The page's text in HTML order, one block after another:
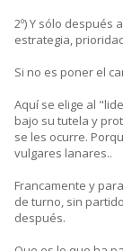
2º) Y sólo
estrategia,
Si no es poner el
Aquí se elige al
bajo su tutela y
se les ocurre.
vulgares lanares..
Francamente y
de turno, sin
después.